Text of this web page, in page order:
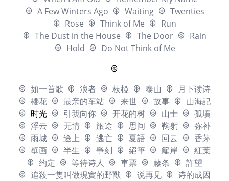
A Few Winters Ago
Waiting
Twenties
Rose
Think of Me
Run
The Dust in the House
The Door
Rain
Hold
Do Not Think of Me
如一首歌 浪者 枝椏 泰山
月下读诗
櫻花
最亲的车站 来世 故事
山海記
时光
引我向你 开花的树 山士
孤墳
浮云
无情 旅途 思间 鞠躬
弥补
雨城
途上 逃亡 夏語 回云
香茅
壁画
半生 爭刻 絕筆 籬岸
紅葉
约定
等待诗人 車票 藤条
許望
追殺一隻叫做現實的野獸
说再见
诗的成因